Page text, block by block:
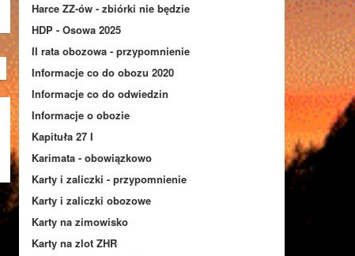
Harce ZZ-ów - zbiórki nie będzie
HDP - Osowa 2025
II rata obozowa - przypomnienie
Informacje co do obozu 2020
Informacje co do odwiedzin
Informacje o obozie
Kapituła 27 I
Karimata - obowiązkowo
Karty i zaliczki - przypomnienie
Karty i zaliczki obozowe
Karty na zimowisko
Karty na zlot ZHR